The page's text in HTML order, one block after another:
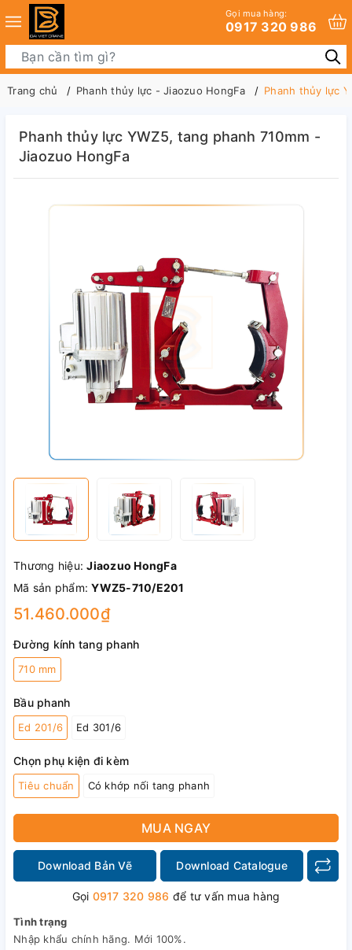
Gọi mua hàng:
0917 320 986
Trang chủ Phanh thủy lực - Jiaozuo HongFa Phanh thủy lực
Phanh thủy lực YWZ5, tang phanh 710mm -
Jiaozuo HongFa
Thương hiệu:Jiaozuo HongFa
Mã sản phẩm:YWZ5-710/E201
51.460.000₫
Đường kính tang phanh
710 mm
Bầu phanh
Ed 201/6 Ed 301/6
Chọn phụ kiện đi kèm
Tiêu chuẩn Có khớp nối tang phanh
MUA NGAY
Download Bản Vẽ Download Catalogue
Gọi 0917 320 986 để tư vấn mua hàng
Tình trạng
Nhập khẩu chính hãng. Mới 100%.